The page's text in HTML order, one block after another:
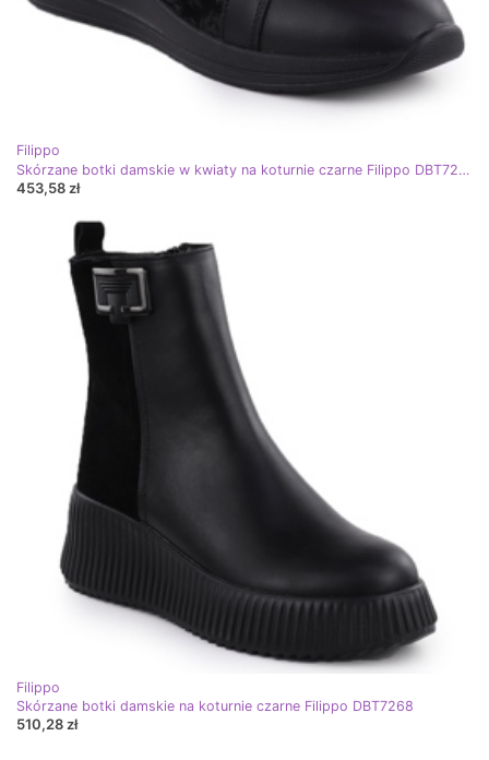
Filippo
Skórzane botki damskie w kwiaty na koturnie czarne Filippo DBT7280
453,58 zł
Filippo
Skórzane botki damskie na koturnie czarne Filippo DBT7268
510,28 zł